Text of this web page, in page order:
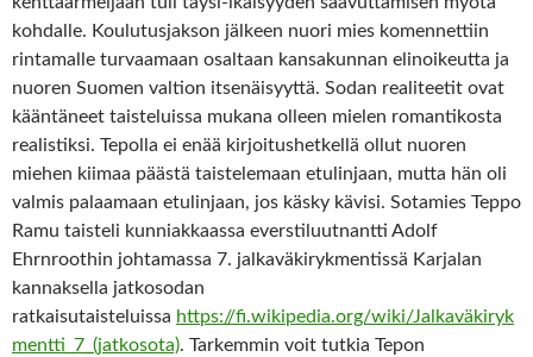
kohdalle. Koulutusjakson jälkeen nuori mies komennettiin
rintamalle turvaamaan osaltaan kansakunnan elinoikeutta ja
nuoren Suomen valtion itsenäisyyttä. Sodan realiteetit ovat
kääntäneet taisteluissa mukana olleen mielen romantikosta
realistiksi. Tepolla ei enää kirjoitushetkellä ollut nuoren
miehen kiimaa päästä taistelemaan etulinjaan, mutta hän oli
valmis palaamaan etulinjaan, jos käsky kävisi. Sotamies Teppo
Ramu taisteli kunniakkaassa everstiluutnantti Adolf
Ehrnroothin johtamassa 7. jalkaväkirykmentissä Karjalan
kannaksella jatkosodan
ratkaisutaisteluissa https://fi.wikipedia.org/wiki/Jalkaväkiryk
mentti_7_(jatkosota). Tarkemmin voit tutkia Tepon